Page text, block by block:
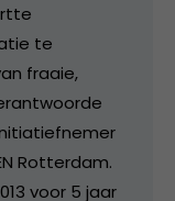
te
fraaie,
Rotterdam.
voor 5 jaar